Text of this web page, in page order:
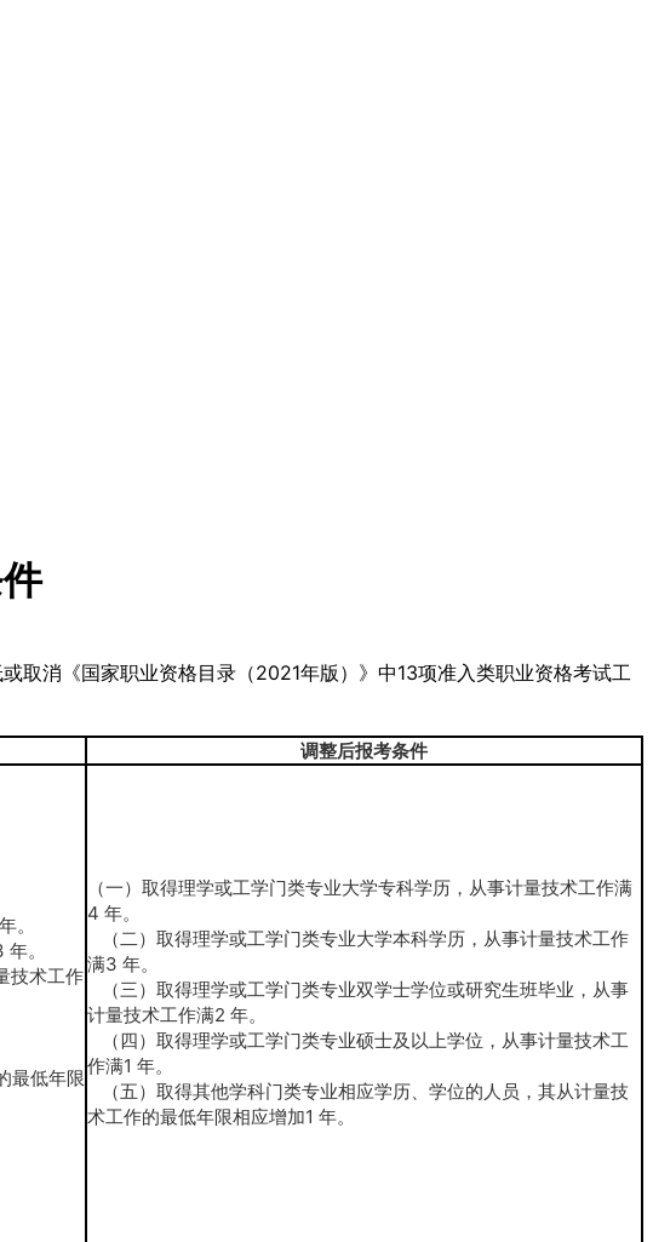
取消《国家职业资格目录（2021年版）》中13项准入类职业资格考试工
调整后报考条件
。
。
技术工作
最低年限
（一）取得理学或工学门类专业大学专科学历，从事计量技术工作满
4 年。
（二）取得理学或工学门类专业大学本科学历，从事计量技术工作
满3 年。
（三）取得理学或工学门类专业双学士学位或研究生班毕业，从事
计量技术工作满2 年。
（四）取得理学或工学门类专业硕士及以上学位，从事计量技术工
作满1 年。
（五）取得其他学科门类专业相应学历、学位的人员，其从计量技
术工作的最低年限相应增加1 年。